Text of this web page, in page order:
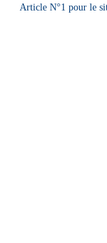
Article N°1 pour le